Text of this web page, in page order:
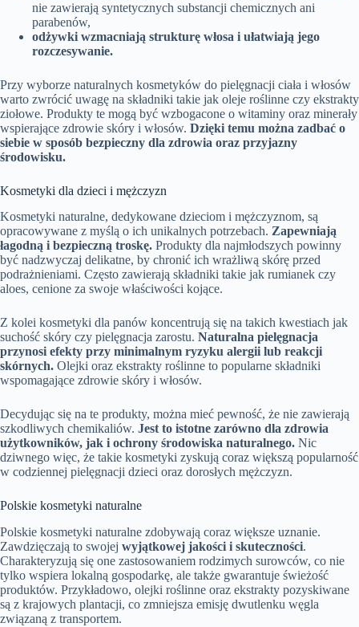
nie zawierają syntetycznych substancji chemicznych ani
parabenów,
odżywki wzmacniają strukturę włosa i ułatwiają jego
rozczesywanie.
Przy wyborze naturalnych kosmetyków do pielęgnacji ciała i włosów
warto zwrócić uwagę na składniki takie jak oleje roślinne czy ekstrakty
ziołowe. Produkty te mogą być wzbogacone o witaminy oraz minerały
wspierające zdrowie skóry i włosów. Dzięki temu można zadbać o
siebie w sposób bezpieczny dla zdrowia oraz przyjazny
środowisku.
Kosmetyki dla dzieci i mężczyzn
Kosmetyki naturalne, dedykowane dzieciom i mężczyznom, są
opracowywane z myślą o ich unikalnych potrzebach. Zapewniają
łagodną i bezpieczną troskę. Produkty dla najmłodszych powinny
być nadzwyczaj delikatne, by chronić ich wrażliwą skórę przed
podrażnieniami. Często zawierają składniki takie jak rumianek czy
aloes, cenione za swoje właściwości kojące.
Z kolei kosmetyki dla panów koncentrują się na takich kwestiach jak
suchość skóry czy pielęgnacja zarostu. Naturalna pielęgnacja
przynosi efekty przy minimalnym ryzyku alergii lub reakcji
skórnych. Olejki oraz ekstrakty roślinne to popularne składniki
wspomagające zdrowie skóry i włosów.
Decydując się na te produkty, można mieć pewność, że nie zawierają
szkodliwych chemikaliów. Jest to istotne zarówno dla zdrowia
użytkowników, jak i ochrony środowiska naturalnego. Nic
dziwnego więc, że takie kosmetyki zyskują coraz większą popularność
w codziennej pielęgnacji dzieci oraz dorosłych mężczyzn.
Polskie kosmetyki naturalne
Polskie kosmetyki naturalne zdobywają coraz większe uznanie.
Zawdzięczają to swojej wyjątkowej jakości i skuteczności.
Charakteryzują się one zastosowaniem rodzimych surowców, co nie
tylko wspiera lokalną gospodarkę, ale także gwarantuje świeżość
produktów. Przykładowo, olejki roślinne oraz ekstrakty pozyskiwane
są z krajowych plantacji, co zmniejsza emisję dwutlenku węgla
związaną z transportem.